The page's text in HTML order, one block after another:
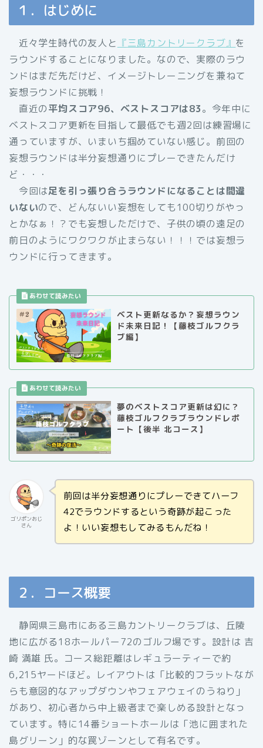
１．はじめに
近々学生時代の友人と 『三島カントリークラブ』 を
ラウンドすることになりました。なので、実際のラウ
ンドはまだ先だけど、イメージトレーニングを兼ねて
妄想ラウンドに挑戦！
直近の平均スコア96、ベストスコアは83。今年中に
ベストスコア更新を目指して最低でも週2回は練習場に
通っていますが、いまいち掴めていない感じ。前回の
妄想ラウンドは半分妄想通りにプレーできたんだけ
ど・・・
今回は足を引っ張り合うラウンドになることは間違
いないので、どんないい妄想をしても100切りがやっ
とかなぁ！？でも妄想しただけで、子供の頃の遠足の
前日のようにワクワクが止まらない！！！では妄想ラ
ウンドに行ってきます。
ベスト更新なるか？妄想ラウン
ド未来日記！【藤枝ゴルフクラ
ブ編】
夢のベストスコア更新は幻に？
藤枝ゴルフクラブラウンドレポ
ート【後半 北コース】
ゴリポンおじ
さん
前回は半分妄想通りにプレーできてハーフ
42でラウンドするという奇跡が起こった
よ！いい妄想もしてみるもんだね！
２．コース概要
静岡県三島市にある三島カントリークラブは、丘陵
地に広がる18ホールパー72のゴルフ場です。設計は 吉
崎 満雄 氏。コース総距離はレギュラーティーで約
6,215ヤードほど。レイアウトは「比較的フラットなが
らも意図的なアップダウンやフェアウェイのうねり」
があり、初心者から中上級者まで楽しめる設計となっ
ています。特に14番ショートホールは「池に囲まれた
島グリーン」的な罠ゾーンとして有名です。